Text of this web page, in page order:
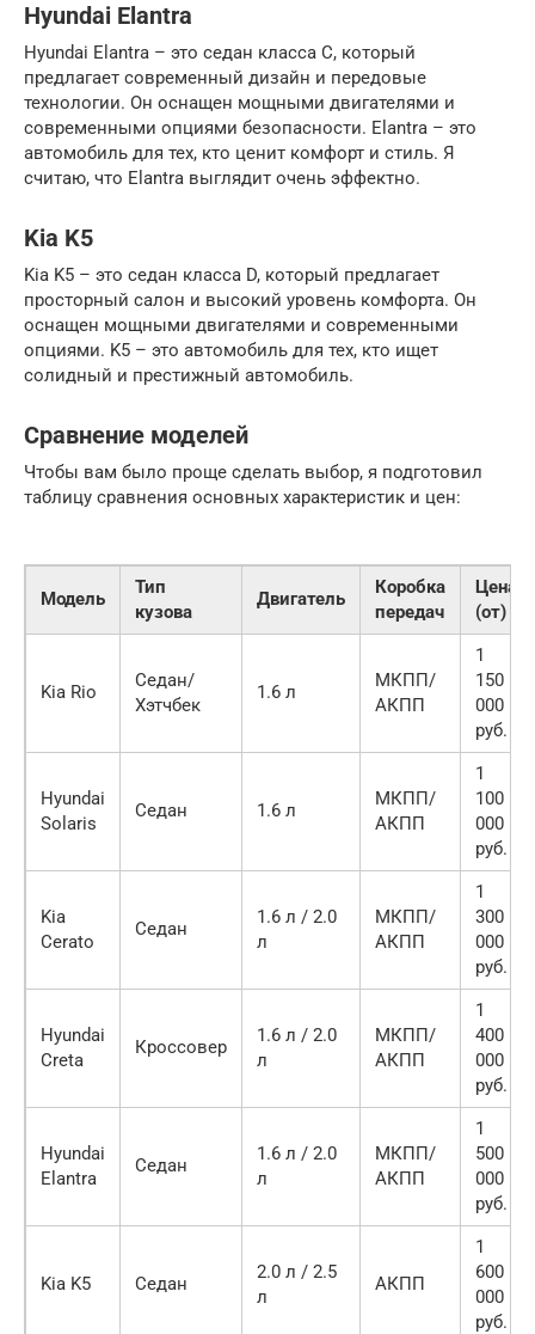
Hyundai Elantra
Hyundai Elantra – это седан класса C, который
предлагает современный дизайн и передовые
технологии. Он оснащен мощными двигателями и
современными опциями безопасности. Elantra – это
автомобиль для тех, кто ценит комфорт и стиль. Я
считаю, что Elantra выглядит очень эффектно.
Kia K5
Kia K5 – это седан класса D, который предлагает
просторный салон и высокий уровень комфорта. Он
оснащен мощными двигателями и современными
опциями. K5 – это автомобиль для тех, кто ищет
солидный и престижный автомобиль.
Сравнение моделей
Чтобы вам было проще сделать выбор, я подготовил
таблицу сравнения основных характеристик и цен:
Модель
Тип
кузова
Двигатель
Коробка
передач
Цена
(от)
Kia Rio
Седан/
Хэтчбек
1.6 л
МКПП/
АКПП
1
150
000
руб.
Hyundai
Solaris
Седан 1.6 л
МКПП/
АКПП
1
100
000
руб.
Kia
Cerato
Седан
1.6 л / 2.0
л
МКПП/
АКПП
1
300
000
руб.
Hyundai
Creta
Кроссовер
1.6 л / 2.0
л
МКПП/
АКПП
1
400
000
руб.
Hyundai
Elantra
Седан
1.6 л / 2.0
л
МКПП/
АКПП
1
500
000
руб.
Kia K5 Седан
2.0 л / 2.5
л
АКПП
1
600
000
руб.